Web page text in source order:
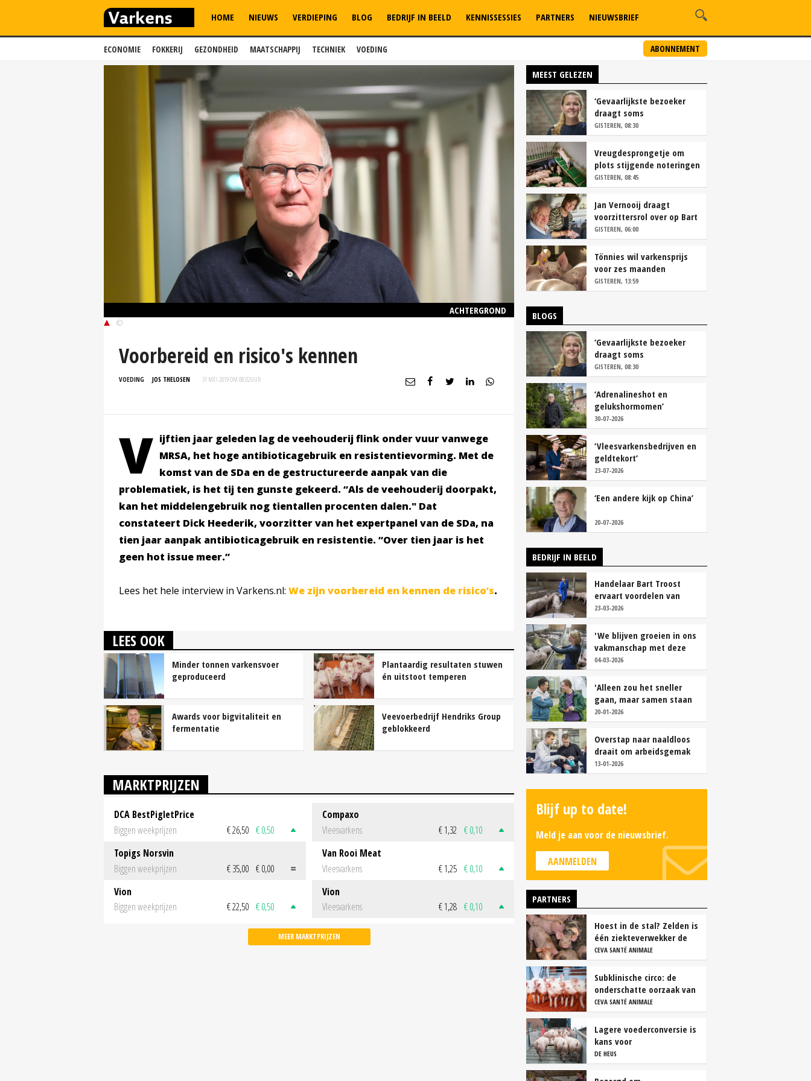
ECONOMIE FOKKERIJ GEZONDHEID MAATSCHAPPIJ TECHNIEK VOEDING ABONNEMENT
HOME NIEUWS VERDIEPING BLOG BEDRIJF IN BEELD KENNISSESSIES PARTNERS NIEUWSBRIEF
ACHTERGROND
©
Voorbereid en risico's kennen
VOEDING JOS THELOSEN 31 MEI 2019 OM 08:02UUR
V ijftien jaar geleden lag de veehouderij flink onder vuur vanwege
MRSA, het hoge antibioticagebruik en resistentievorming. Met de
komst van de SDa en de gestructureerde aanpak van die
problematiek, is het tij ten gunste gekeerd. “Als de veehouderij doorpakt,
kan het middelengebruik nog tientallen procenten dalen." Dat
constateert Dick Heederik, voorzitter van het expertpanel van de SDa, na
tien jaar aanpak antibioticagebruik en resistentie. “Over tien jaar is het
geen hot issue meer.”
Lees het hele interview in Varkens.nl: We zijn voorbereid en kennen de risico’s.
LEES OOK
Minder tonnen varkensvoer
geproduceerd
Plantaardig resultaten stuwen
én uitstoot temperen
Awards voor bigvitaliteit en
fermentatie
Veevoerbedrijf Hendriks Group
geblokkeerd
MARKTPRIJZEN
DCA BestPigletPrice
Biggen weekprijzen
€ 26,50 € 0,50
Topigs Norsvin
Biggen weekprijzen
€ 35,00 € 0,00
Vion
Biggen weekprijzen
€ 22,50 € 0,50
Compaxo
Vleesvarkens
€ 1,32 € 0,10
Van Rooi Meat
Vleesvarkens
€ 1,25 € 0,10
Vion
Vleesvarkens
€ 1,28 € 0,10
MEER MARKTPRIJZEN
MEEST GELEZEN
‘Gevaarlijkste bezoeker
draagt soms
overschoenen’
GISTEREN, 08:30
Vreugdesprongetje om
plots stijgende noteringen
GISTEREN, 08:45
Jan Vernooij draagt
voorzittersrol over op Bart
Camps
GISTEREN, 06:00
Tönnies wil varkensprijs
voor zes maanden
vastleggen
GISTEREN, 13:59
BLOGS
‘Gevaarlijkste bezoeker
draagt soms
overschoenen’
GISTEREN, 08:30
‘Adrenalineshot en
gelukshormomen’
30-07-2026
‘Vleesvarkensbedrijven en
geldtekort’
23-07-2026
‘Een andere kijk op China’
20-07-2026
BEDRIJF IN BEELD
Handelaar Bart Troost
ervaart voordelen van
coöperatieve voerfusie
23-03-2026
'We blijven groeien in ons
vakmanschap met deze
teamaanpak'
04-03-2026
'Alleen zou het sneller
gaan, maar samen staan
we stukken sterker'
20-01-2026
Overstap naar naaldloos
draait om arbeidsgemak
en diervriendelijkheid
13-01-2026
Blijf up to date!
Meld je aan voor de nieuwsbrief.
AANMELDEN
PARTNERS
Hoest in de stal? Zelden is
één ziekteverwekker de
oorzaak
CEVA SANTÉ ANIMALE
Subklinische circo: de
onderschatte oorzaak van
productieverlies
CEVA SANTÉ ANIMALE
Lagere voederconversie is
kans voor
vleesvarkenshouders
DE HEUS